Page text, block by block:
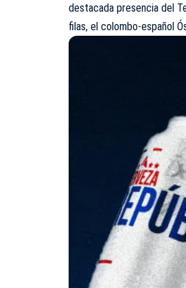
destacada presencia del
filas, el colombo-español